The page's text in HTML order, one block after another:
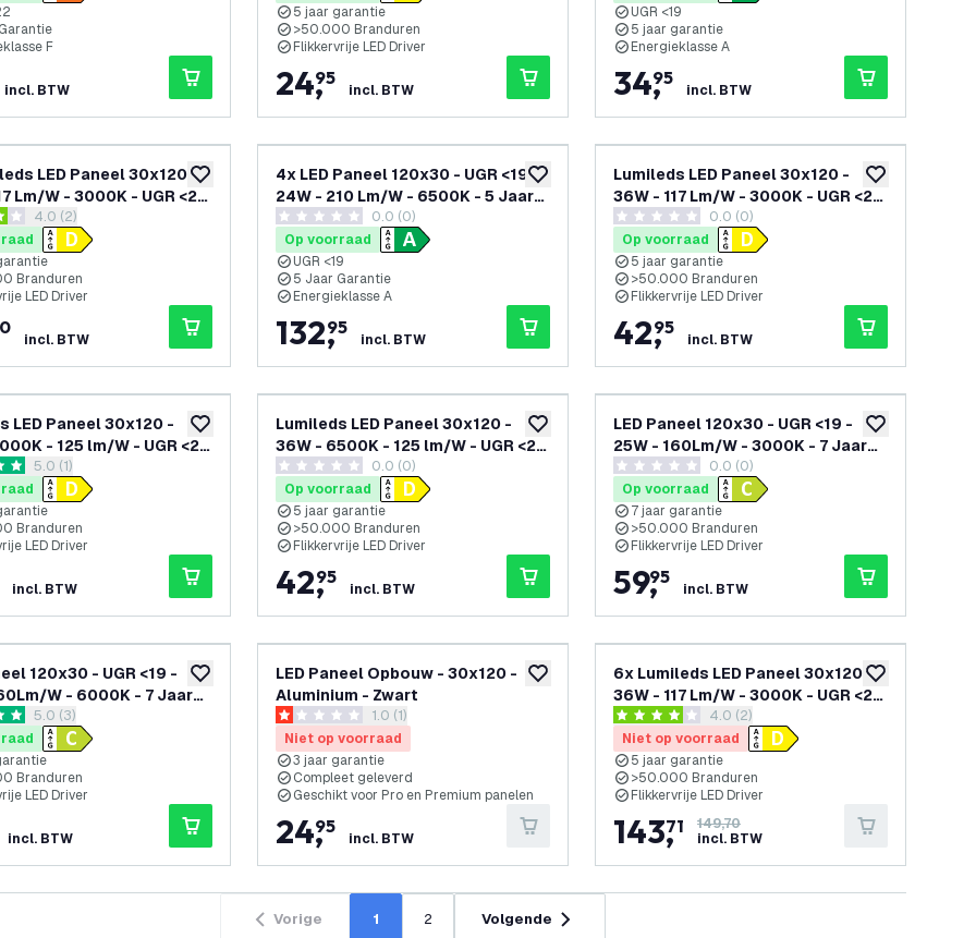
F
incl. BTW
5 jaar garantie
>50.000 Branduren
Flikkervrije LED Driver
24,
95
incl. BTW
UGR <19
5 jaar garantie
Energieklasse A
34,
95
incl. BTW
toevoegen aan verlanglijst
LED Paneel 30x120 -
Lm/W - 3000K - UGR <22
reviews drawer openen
4.0 (2)
Branduren
LED Driver
incl. BTW
toevoegen aan verlanglijst
4x LED Paneel 120x30 - UGR <19 -
24W - 210 Lm/W - 6500K - 5 Jaar
Garantie - Energieklasse A
0 score sterren0.0 (0)
Op voorraad
UGR <19
5 Jaar Garantie
Energieklasse A
132,
95
incl. BTW
toevoegen
Lumileds LED Paneel 30x120 -
36W - 117 Lm/W - 3000K - UGR <22
- 5 Jaar Garantie - Incl. Dimbare
LED Driver
0 score sterren0.0 (0)
Op voorraad
5 jaar garantie
>50.000 Branduren
Flikkervrije LED Driver
42,
95
incl. BTW
toevoegen aan verlanglijst
LED Paneel 30x120 -
- 125 lm/W - UGR <22
- Incl. Dimbare
reviews drawer openen
5.0 (1)
Branduren
LED Driver
incl. BTW
toevoegen aan verlanglijst
Lumileds LED Paneel 30x120 -
36W - 6500K - 125 lm/W - UGR <22
- 5 Jaar Garantie - Incl. Dimbare
LED Driver
0 score sterren0.0 (0)
Op voorraad
5 jaar garantie
>50.000 Branduren
Flikkervrije LED Driver
42,
95
incl. BTW
toevoegen
LED Paneel 120x30 - UGR <19 -
25W - 160Lm/W - 3000K - 7 Jaar
Garantie - Energieklasse C
0 score sterren0.0 (0)
Op voorraad
7 jaar garantie
>50.000 Branduren
Flikkervrije LED Driver
59,
95
incl. BTW
toevoegen aan verlanglijst
120x30 - UGR <19 -
W - 6000K - 7 Jaar
- Energieklasse C
reviews drawer openen
5.0 (3)
Branduren
LED Driver
incl. BTW
toevoegen aan verlanglijst
LED Paneel Opbouw - 30x120 -
Aluminium - Zwart
reviews drawer openen
1 score sterren 1.0 (1)
Niet op voorraad
3 jaar garantie
Compleet geleverd
Geschikt voor Pro en Premium panelen
24,
95
incl. BTW
toevoegen aan
6x Lumileds LED Paneel 30x120 -
36W - 117 Lm/W - 3000K - UGR <22
- 5 Jaar Garantiereviews drawer openen
4 score sterren 4.0 (2)
Niet op voorraad
5 jaar garantie
>50.000 Branduren
Flikkervrije LED Driver
143,
71
149,70
incl. BTW
Vorige 1 2 Volgende